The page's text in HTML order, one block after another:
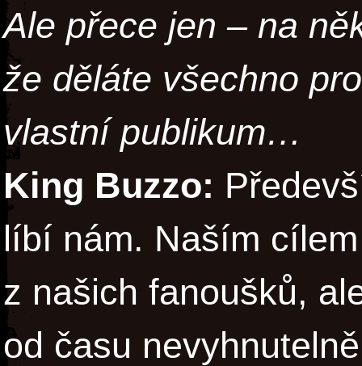
Ale přece jen – na
že děláte všechno
vlastní publikum…
King Buzzo:
líbí nám. Naším
z našich fanoušků,
od času